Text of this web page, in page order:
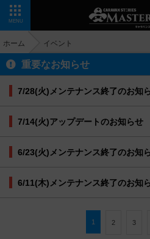
MENU
ホーム イベント
重要なお知らせ
7/28(火)メンテナンス終了のお知
7/14(火)アップデートのお知らせ
6/23(火)メンテナンス終了のお知
6/11(木)メンテナンス終了のお知
1 2 3